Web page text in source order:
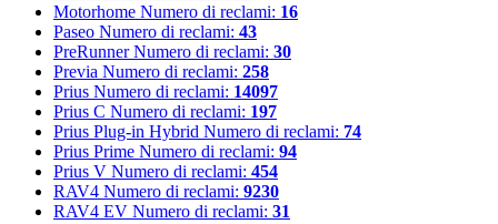
Motorhome Numero di reclami: 16
Paseo Numero di reclami: 43
PreRunner Numero di reclami: 30
Previa Numero di reclami: 258
Prius Numero di reclami: 14097
Prius C Numero di reclami: 197
Prius Plug-in Hybrid Numero di reclami: 74
Prius Prime Numero di reclami: 94
Prius V Numero di reclami: 454
RAV4 Numero di reclami: 9230
RAV4 EV Numero di reclami: 31